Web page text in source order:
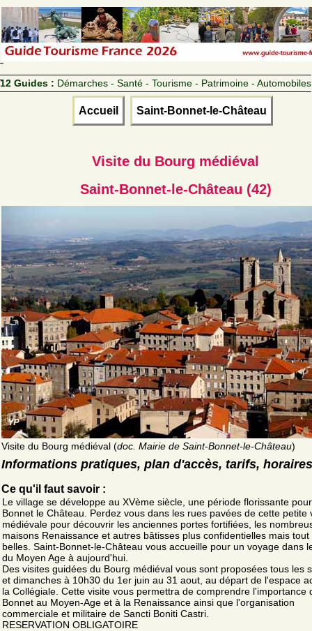
12 Guides : Démarches - Santé - Tourisme - Patrimoine - Automobiles
Accueil Saint-Bonnet-le-Château
Visite du Bourg médiéval
Saint-Bonnet-le-Château (42)
Visite du Bourg médiéval (doc. Mairie de Saint-Bonnet-le-Château)
Informations pratiques, plan d'accès, tarifs, horaires
Ce qu'il faut savoir :
Le village se développe au XVème siècle, une période florissante
Bonnet le Château. Perdez vous dans les rues pavées de cette petite
médiévale pour découvrir les anciennes portes fortifiées, les
maisons Renaissance et autres bâtisses plus confidentielles mais tout
belles. Saint-Bonnet-le-Château vous accueille pour un voyage dans
du Moyen Age à aujourd'hui.
Des visites guidées du Bourg médiéval vous sont proposées tous les
et dimanches à 10h30 du 1er juin au 31 aout, au départ de l'espace
la Collégiale. Cette visite vous permettra de comprendre l'importance
Bonnet au Moyen-Age et à la Renaissance ainsi que l'organisation
commerciale et militaire de Sancti Boniti Castri.
RESERVATION OBLIGATOIRE